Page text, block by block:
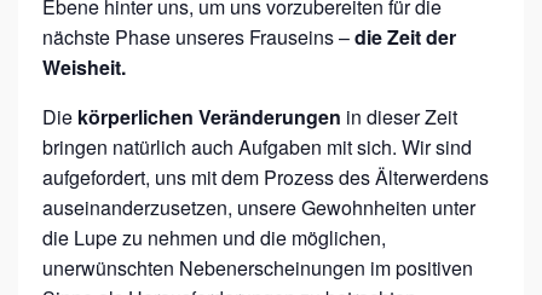
H
S
E
L
J
A
H
Ebene hinter uns, um uns vorzubereiten für die
nächste Phase unseres Frauseins –die Zeit der
Weisheit.
Die körperlichen Veränderungen in dieser Zeit
bringen natürlich auch Aufgaben mit sich. Wir sind
aufgefordert, uns mit dem Prozess des Älterwerdens
auseinanderzusetzen, unsere Gewohnheiten unter
die Lupe zu nehmen und die möglichen,
unerwünschten Nebenerscheinungen im positiven